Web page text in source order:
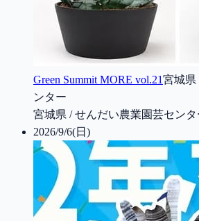
Green Summit MORE vol.21宮城県
ンター
宮城県 / せんだい農業園芸センタ
2026/9/6(日)